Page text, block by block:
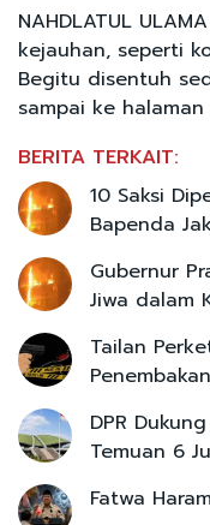
NAHDLATUL
kejauhan, seperti
Begitu disentuh
sampai ke
BERITA TERKAIT:
10 Saksi
Bapenda
Gubernur
Jiwa dalam
Tailan
DPR
Temuan 6
Fatwa